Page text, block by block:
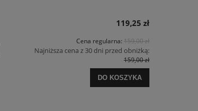
119,25 zł
Cena regularna: 159,00 zł
Najniższa cena z 30 dni przed obniżką:
159,00 zł
DO KOSZYKA